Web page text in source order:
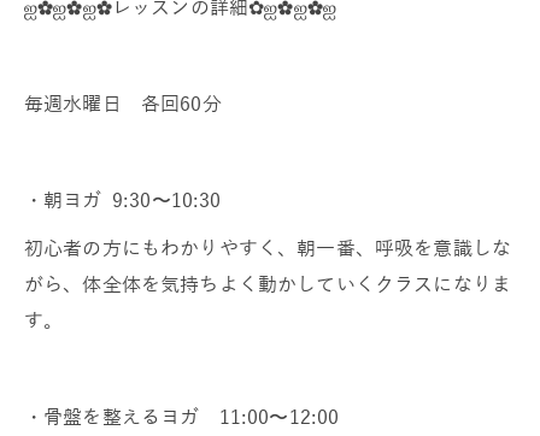
ஐ✿ஐ✿ஐ✿レッスンの詳細✿ஐ✿ஐ✿ஐ
毎週水曜日 各回60分
・朝ヨガ 9:30〜10:30
初心者の方にもわかりやすく、朝一番、呼吸を意識しな
がら、体全体を気持ちよく動かしていくクラスになりま
す。
・骨盤を整えるヨガ 11:00〜12:00